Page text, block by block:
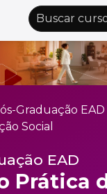
Contraste nights_stay
EAD
keyboard_arrow_down
Graduação EAD
Social
EAD
Prática